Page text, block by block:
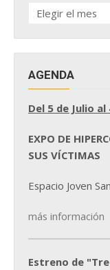
HISTÓRICO
DE
AGENDA
Del 5 de Julio
EXPO DE
SUS VÍCTIMAS
Espacio Joven
más información
Estreno de